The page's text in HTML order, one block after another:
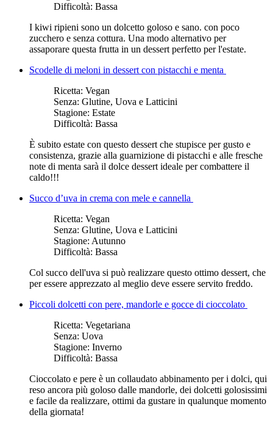
Difficoltà: Bassa
I kiwi ripieni sono un dolcetto goloso e sano. con poco
zucchero e senza cottura. Una modo alternativo per
assaporare questa frutta in un dessert perfetto per l'estate.
Scodelle di meloni in dessert con pistacchi e menta
Ricetta: Vegan
Senza: Glutine, Uova e Latticini
Stagione: Estate
Difficoltà: Bassa
È subito estate con questo dessert che stupisce per gusto e
consistenza, grazie alla guarnizione di pistacchi e alle fresche
note di menta sarà il dolce dessert ideale per combattere il
caldo!!!
Succo d’uva in crema con mele e cannella
Ricetta: Vegan
Senza: Glutine, Uova e Latticini
Stagione: Autunno
Difficoltà: Bassa
Col succo dell'uva si può realizzare questo ottimo dessert, che
per essere apprezzato al meglio deve essere servito freddo.
Piccoli dolcetti con pere, mandorle e gocce di cioccolato
Ricetta: Vegetariana
Senza: Uova
Stagione: Inverno
Difficoltà: Bassa
Cioccolato e pere è un collaudato abbinamento per i dolci, qui
reso ancora più goloso dalle mandorle, dei dolcetti golosissimi
e facile da realizzare, ottimi da gustare in qualunque momento
della giornata!